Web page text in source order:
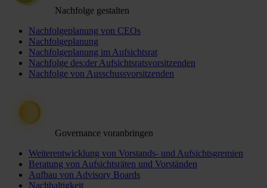
Nachfolge gestalten
Nachfolgeplanung von CEOs
Nachfolgeplanung
Nachfolgeplanung im Aufsichtsrat
Nachfolge des:der Aufsichtsratsvorsitzenden
Nachfolge von Ausschussvorsitzenden
Governance voranbringen
Weiterentwicklung von Vorstands- und Aufsichtsgremien
Beratung von Aufsichtsräten und Vorständen
Aufbau von Advisory Boards
Nachhaltigkeit